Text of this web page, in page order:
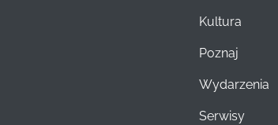
Kultura
Poznaj
Wydarzenia
Serwisy